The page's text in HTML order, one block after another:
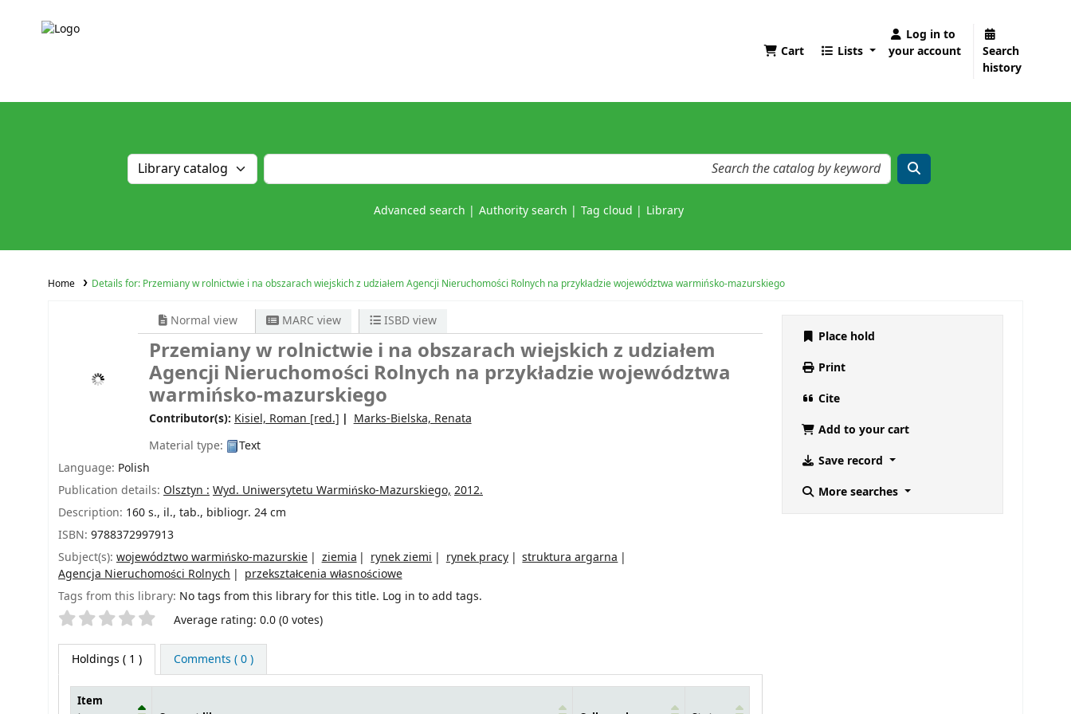
Cart Lists
Log in to
your account
Search
history
Advanced search Authority search Tag cloud Library
Home Details for: Przemiany w rolnictwie i na obszarach wiejskich z udziałem Agencji Nieruchomości Rolnych na przykładzie województwa warmińsko-mazurskiego
Normal view MARC view ISBD view
Przemiany w rolnictwie i na obszarach wiejskich z udziałem
Agencji Nieruchomości Rolnych na przykładzie województwa
warmińsko-mazurskiego
Contributor(s): Kisiel, Roman [red.]
Marks-Bielska, Renata
Material type:
Text
Language: Polish
Publication details: Olsztyn : Wyd. Uniwersytetu Warmińsko-Mazurskiego, 2012.
Description: 160 s., il., tab., bibliogr. 24 cm
ISBN: 9788372997913
Subject(s): województwo warmińsko-mazurskie ziemia rynek ziemi rynek pracy
struktura argarna
Agencja Nieruchomości Rolnych
przekształcenia własnościowe
Tags from this library: No tags from this library for this title. Log in to add tags.
Star ratings Average rating: 0.0 (0 votes)
Holdings ( 1 ) Comments ( 0 )
Item
Place hold
Print
Cite
Add to your cart
Save record
More searches